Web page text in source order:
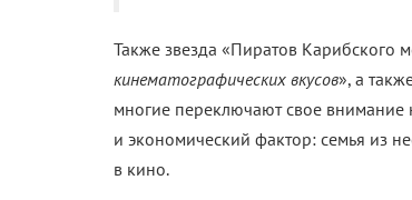
Также звезда «Пиратов Карибского
кинематографических вкусов», а
многие переключают свое
и экономический фактор: семья из
в кино.